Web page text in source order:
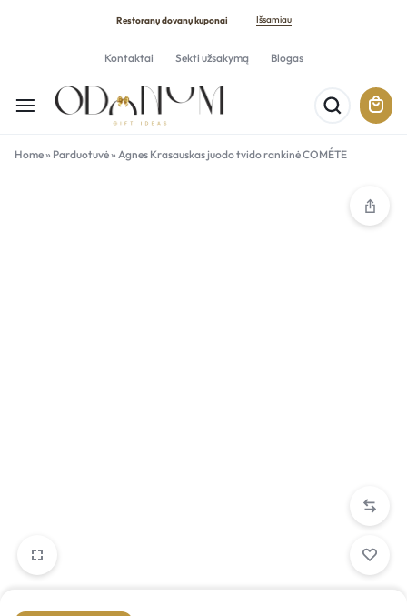
Restoranų dovanų kuponai Išsamiau
Kontaktai Sekti užsakymą Blogas
Home» Parduotuvė» Agnes Krasauskas juodo tvido rankinė COMÉTE